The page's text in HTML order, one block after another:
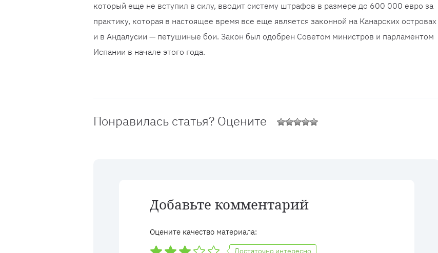
который еще не вступил в силу, вводит систему штрафов в размере до 600 000 евро за
практику, которая в настоящее время все еще является законной на Канарских островах
и в Андалусии — петушиные бои. Закон был одобрен Советом министров и парламентом
Испании в начале этого года.
Понравилась статья? Оцените
Добавьте комментарий
Оцените качество материала:
Достаточно интересно